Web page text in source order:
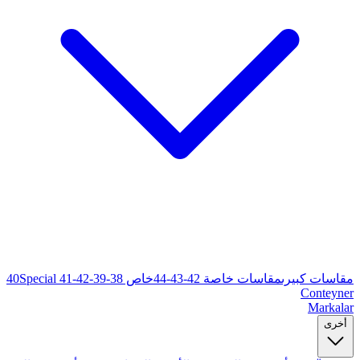
خاص 38-39-40 Special 41-42